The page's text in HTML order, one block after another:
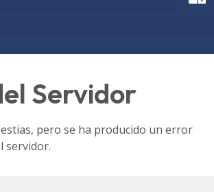
Servidor
pero se ha producido un error
servidor.